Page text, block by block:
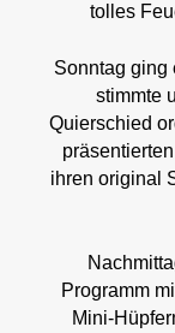
tolles
Sonntag ging
stimmte
Quierschied
ihren original
Programm
Mini-